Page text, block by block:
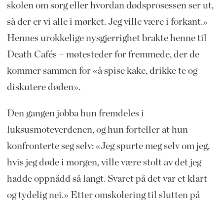
skolen om sorg eller hvordan dødsprosessen ser ut,
så der er vi alle i mørket. Jeg ville være i forkant.»
Hennes urokkelige nysgjerrighet brakte henne til
Death Cafés – møtesteder for fremmede, der de
kommer sammen for «å spise kake, drikke te og
diskutere døden».
Den gangen jobba hun fremdeles i
luksusmoteverdenen, og hun forteller at hun
konfronterte seg selv: «Jeg spurte meg selv om jeg,
hvis jeg døde i morgen, ville være stolt av det jeg
hadde oppnådd så langt. Svaret på det var et klart
og tydelig nei.» Etter omskolering til slutten på